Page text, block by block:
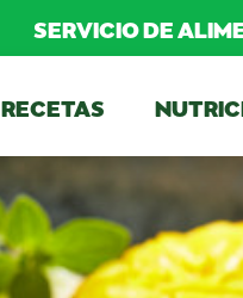
SERVICIO DE
RECETAS